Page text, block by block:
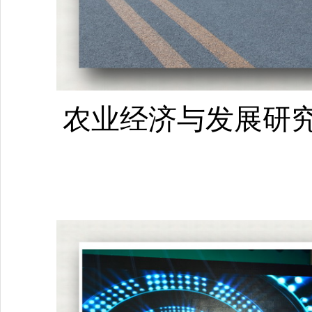
农业经济与发展研